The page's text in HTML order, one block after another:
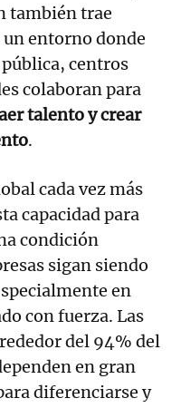
también trae
entorno donde
centros
colaboran para
talento y crear
.
cada vez más
capacidad para
condición
sigan siendo
en
con fuerza. Las
del 94% del
en gran
diferenciarse y